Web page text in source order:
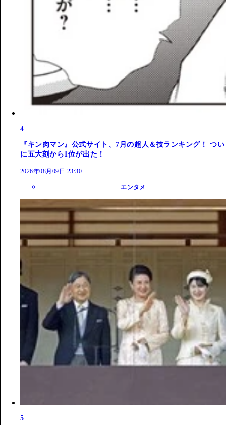
4
『キン肉マン』公式サイト、7月の超人＆技ランキング！ つい
に五大刻から1位が出た！
2026年08月09日 23:30
エンタメ
5